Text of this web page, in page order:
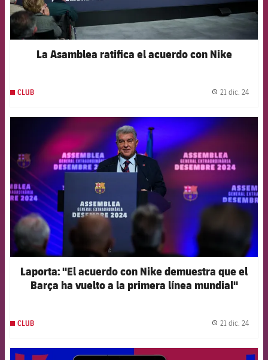
La Asamblea ratifica el acuerdo con Nike
CLUB 21 dic. 24
FCB Barcelona badge
Laporta: "El acuerdo con Nike demuestra que el
Barça ha vuelto a la primera línea mundial"
CLUB 21 dic. 24
FCB Barcelona badge